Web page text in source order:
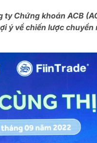
Chứng khoán ACB
ý về chiến lược